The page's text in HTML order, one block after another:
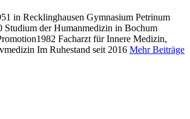
in Recklinghausen Gymnasium Petrinum
Studium der Humanmedizin in Bochum
Facharzt für Innere Medizin,
Im Ruhestand seit 2016 Mehr Beiträge